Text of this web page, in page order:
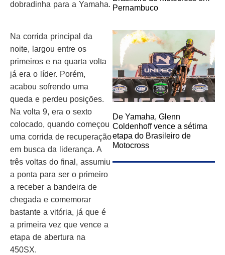
dobradinha para a Yamaha.
Na corrida principal da
noite, largou entre os
primeiros e na quarta volta
já era o líder. Porém,
acabou sofrendo uma
queda e perdeu posições.
Na volta 9, era o sexto
colocado, quando começou
uma corrida de recuperação
em busca da liderança. A
três voltas do final, assumiu
a ponta para ser o primeiro
a receber a bandeira de
chegada e comemorar
bastante a vitória, já que é
a primeira vez que vence a
etapa de abertura na
450SX.
Pernambuco
De Yamaha, Glenn
Coldenhoff vence a sétima
etapa do Brasileiro de
Motocross